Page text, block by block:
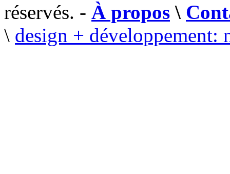
réservés. - À propos \
\ design + développement: